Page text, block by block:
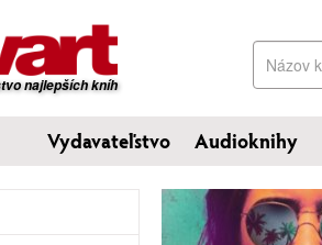
najlepších kníh
Hľadať
Vydavateľstvo Audioknihy